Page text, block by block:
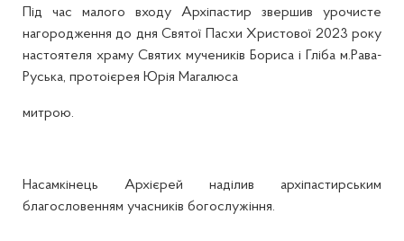
Під час малого входу Архіпастир звершив урочисте
нагородження до дня Святої Пасхи Христової 2023 року
настоятеля храму Святих мучеників Бориса і Гліба м.Рава-
Руська, протоієрея Юрія Магалюса
митрою.
Насамкінець Архієрей наділив архіпастирським
благословенням учасників богослужіння.